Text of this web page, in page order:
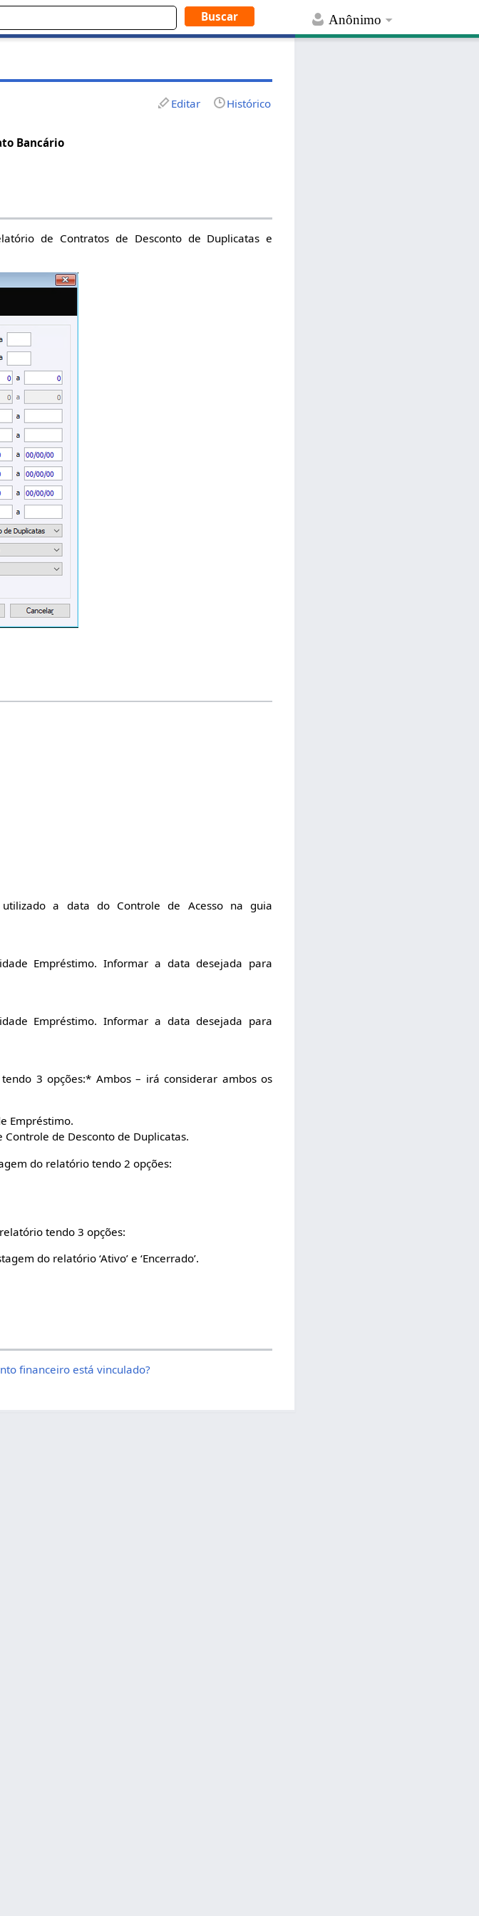
Anônimo
Editar Histórico
Bancário
de Contratos de Desconto de Duplicatas e
a data do Controle de Acesso na guia
Empréstimo. Informar a data desejada para
Empréstimo. Informar a data desejada para
3 opções:* Ambos – irá considerar ambos os
Empréstimo.
de Desconto de Duplicatas.
do relatório tendo 2 opções:
tendo 3 opções:
do relatório ‘Ativo’ e ‘Encerrado’.
financeiro está vinculado?